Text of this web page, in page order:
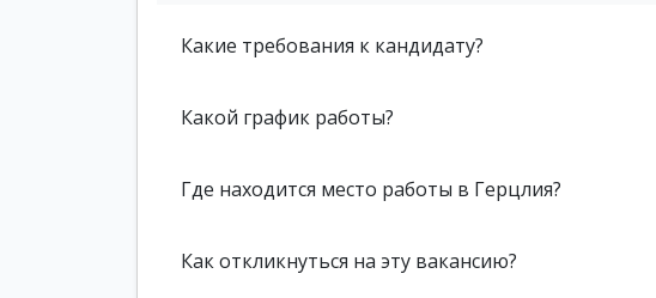
Какие требования к кандидату?
Какой график работы?
Где находится место работы в Герцлия?
Как откликнуться на эту вакансию?